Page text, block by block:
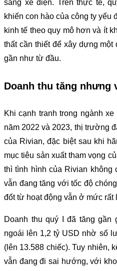
sang xe điện. Trên thực tế,
khiến con hào của công ty yếu
kinh tế theo quy mô hơn và ít
thất cần thiết để xây dựng
gần như từ đầu.
Doanh thu tăng nhưng
Khi cạnh tranh trong ngành
năm 2022 và 2023, thị trường
của Rivian, đặc biệt sau khi
mục tiêu sản xuất tham vọng
thì tình hình của Rivian không
vẫn đang tăng với tốc độ
đốt từ hoạt động vẫn ở mức rất
Doanh thu quý I đã tăng
ngoái lên 1,2 tỷ USD nhờ số
(lên 13.588 chiếc). Tuy nhiên,
vẫn đang đi sai hướng, với